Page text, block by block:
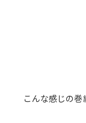
こんな感じの巻